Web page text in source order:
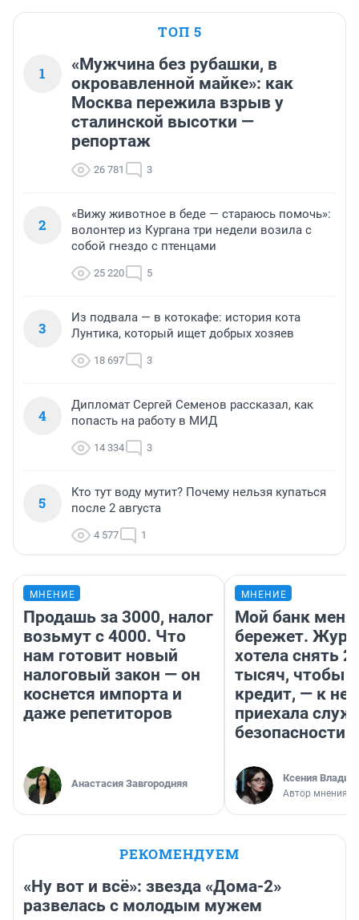
ТОП 5
1
«Мужчина без рубашки, в
окровавленной майке»: как
Москва пережила взрыв у
сталинской высотки —
репортаж
26 781 3
2
«Вижу животное в беде — стараюсь помочь»:
волонтер из Кургана три недели возила с
собой гнездо с птенцами
25 220 5
3
Из подвала — в котокафе: история кота
Лунтика, который ищет добрых хозяев
18 697 3
4
Дипломат Сергей Семенов рассказал, как
попасть на работу в МИД
14 334 3
5
Кто тут воду мутит? Почему нельзя купаться
после 2 августа
4 577 1
МНЕНИЕ
Продашь за 3000, налог
возьмут с 4000. Что
нам готовит новый
налоговый закон — он
коснется импорта и
даже репетиторов
Анастасия Завгородняя
МНЕНИЕ
Мой банк меня
бережет.
хотела снять
тысяч, чтобы
кредит, — к
приехала
безопасности
Ксения
Автор мнения
РЕКОМЕНДУЕМ
«Ну вот и всё»: звезда «Дома-2»
развелась с молодым мужем